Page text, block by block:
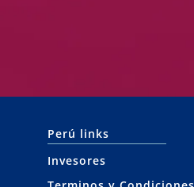
Perú links
Invesores